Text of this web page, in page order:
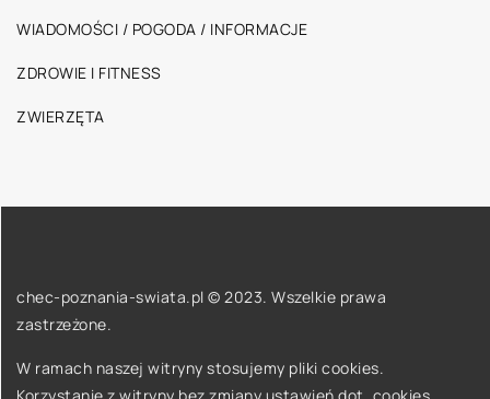
WIADOMOŚCI / POGODA / INFORMACJE
ZDROWIE I FITNESS
ZWIERZĘTA
chec-poznania-swiata.pl © 2023. Wszelkie prawa
zastrzeżone.
W ramach naszej witryny stosujemy pliki cookies.